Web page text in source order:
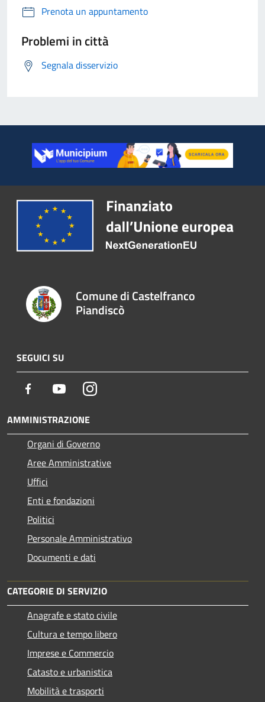
Prenota un appuntamento
Problemi in città
Segnala disservizio
Comune di Castelfranco
Piandiscò
SEGUICI SU
Facebook YoutubeInstagram
AMMINISTRAZIONE
Organi di Governo
Aree Amministrative
Uffici
Enti e fondazioni
Politici
Personale Amministrativo
Documenti e dati
CATEGORIE DI SERVIZIO
Anagrafe e stato civile
Cultura e tempo libero
Imprese e Commercio
Catasto e urbanistica
Mobilità e trasporti